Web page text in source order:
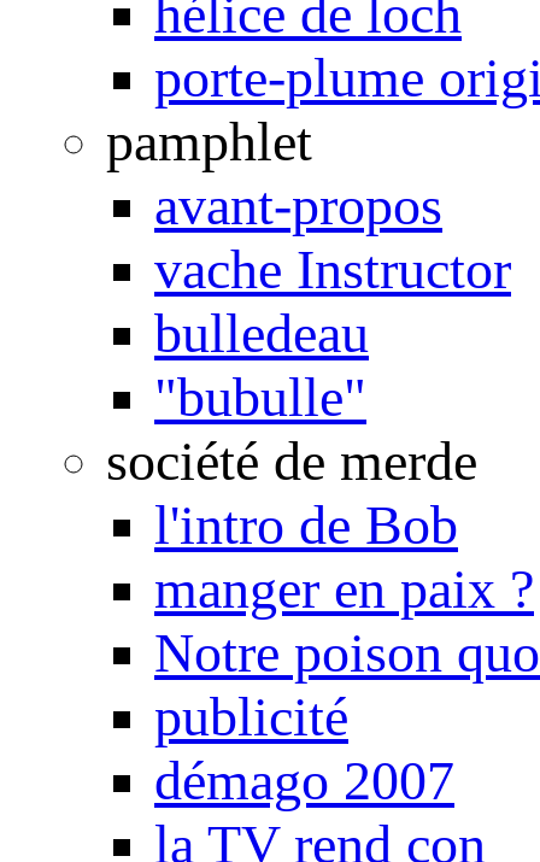
hélice de loch
porte-plume
pamphlet
avant-propos
vache Instructor
bulledeau
"bubulle"
société de merde
l'intro de Bob
manger en paix ?
Notre poison
publicité
démago 2007
la TV rend con